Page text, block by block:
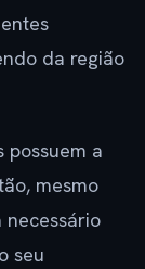
da região
possuem a
mesmo
necessário
seu